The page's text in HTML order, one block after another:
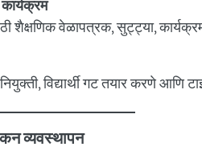
शैक्षणिक वेळापत्रक, सुट्ट्या,
नियुक्ती, विद्यार्थी गट तयार करणे
व्यवस्थापन